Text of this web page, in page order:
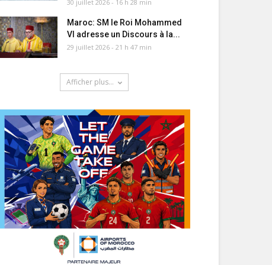
30 juillet 2026 - 16 h 28 min
Maroc: SM le Roi Mohammed
VI adresse un Discours à la...
29 juillet 2026 - 21 h 47 min
Afficher plus...